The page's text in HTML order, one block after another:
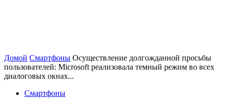
Домой Смартфоны Осуществление долгожданной просьбы
пользователей: Microsoft реализовала темный режим во всех
диалоговых окнах...
Смартфоны